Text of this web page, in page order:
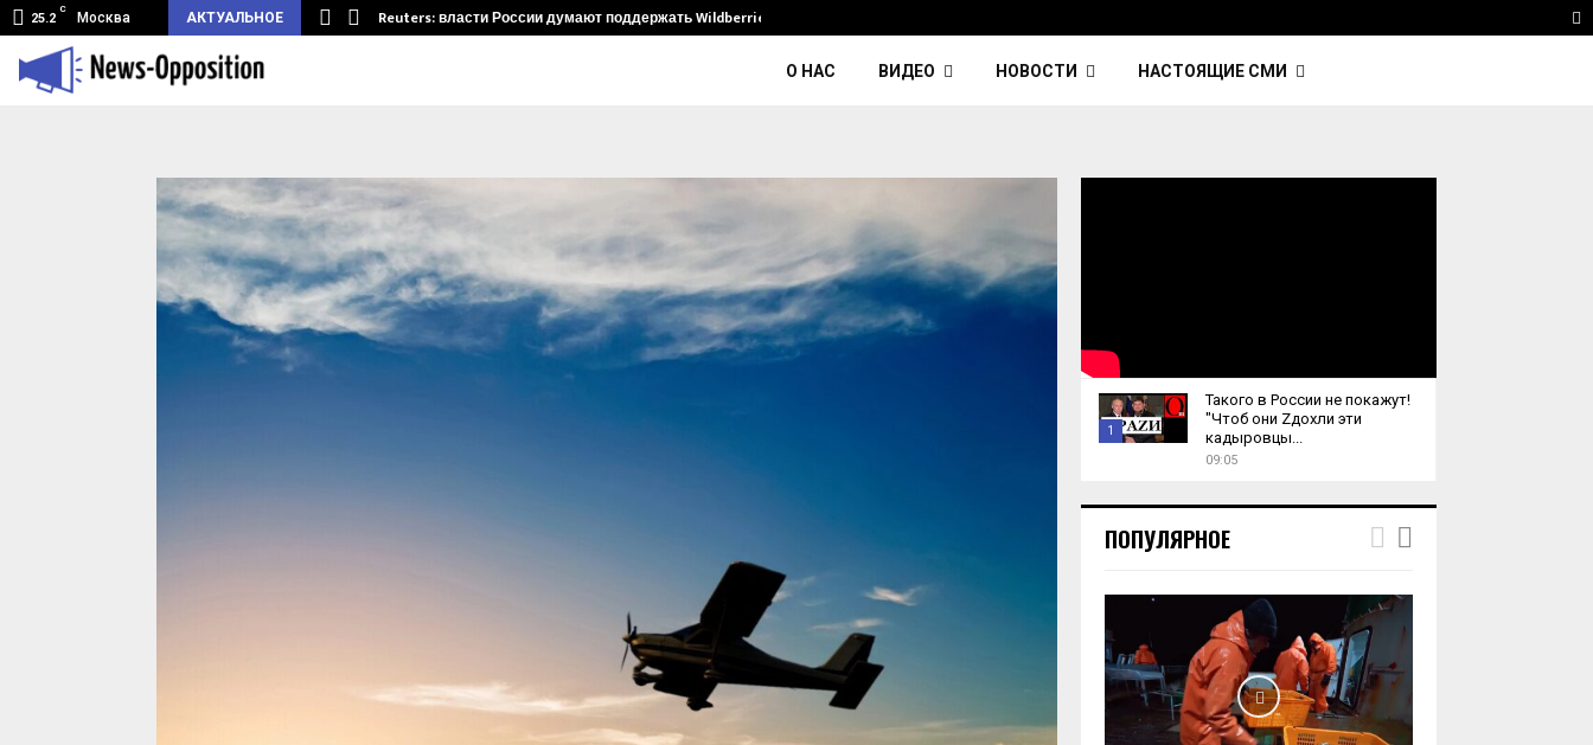
25.2
C
Москва АКТУАЛЬНОЕ
туннель из Беларуси.… Reuters: власти России думают поддержать Wildberries и его…
О НАС ВИДЕО НОВОСТИ НАСТОЯЩИЕ СМИ
1
u
m
Такого в России не покажут!
"Чтоб они Zдохли эти
кадыровцы...
09:05
ПОПУЛЯРНОЕ